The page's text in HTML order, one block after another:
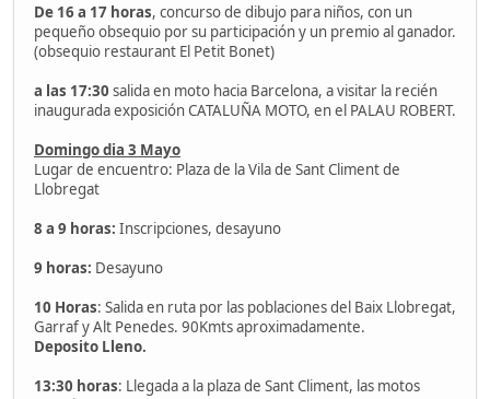
De 16 a 17 horas, concurso de dibujo para niños, con un
pequeño obsequio por su participación y un premio al ganador.
(obsequio restaurant El Petit Bonet)
a las 17:30 salida en moto hacia Barcelona, a visitar la recién
inaugurada exposición CATALUÑA MOTO, en el PALAU ROBERT.
Domingo dia 3 Mayo
Lugar de encuentro: Plaza de la Vila de Sant Climent de
Llobregat
8 a 9 horas: Inscripciones, desayuno
9 horas: Desayuno
10 Horas: Salida en ruta por las poblaciones del Baix Llobregat,
Garraf y Alt Penedes. 90Kmts aproximadamente.
Deposito Lleno.
13:30 horas: Llegada a la plaza de Sant Climent, las motos